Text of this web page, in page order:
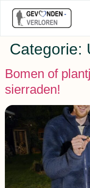
Categorie:
Bomen of
sierraden!